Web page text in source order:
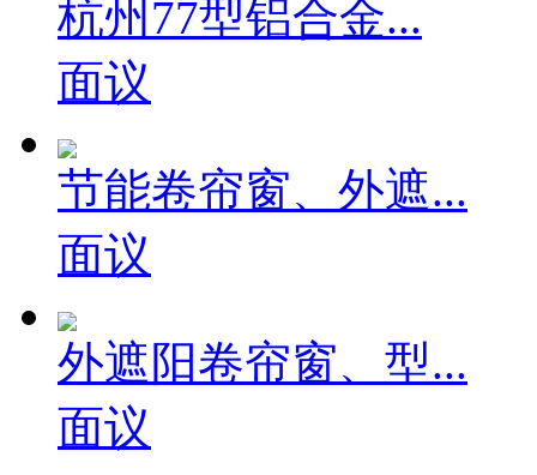
杭州77型铝合金...
面议
节能卷帘窗、外遮...
面议
外遮阳卷帘窗、型...
面议